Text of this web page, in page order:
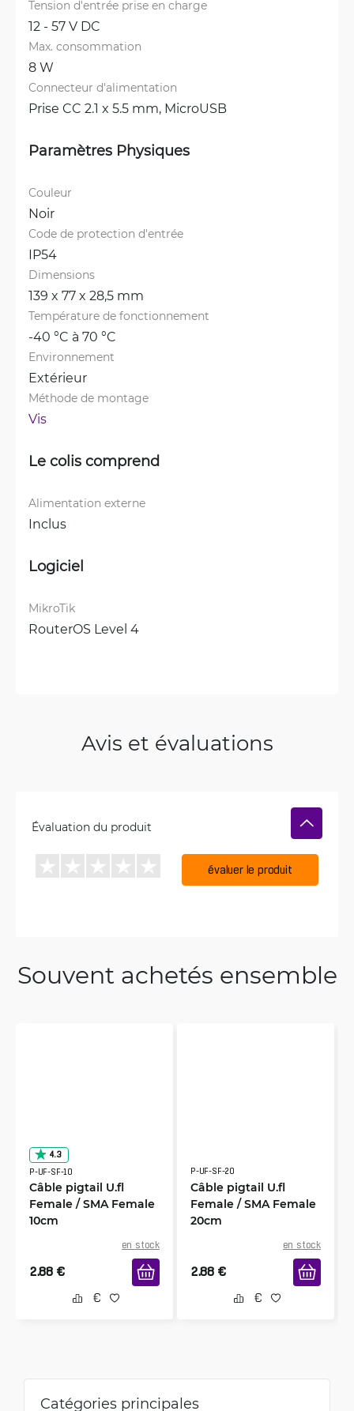
Tension d'entrée prise en charge
12 - 57 V DC
Max. consommation
8 W
Connecteur d'alimentation
Prise CC 2.1 x 5.5 mm, MicroUSB
Paramètres Physiques
Couleur
Noir
Code de protection d'entrée
IP54
Dimensions
139 x 77 x 28,5 mm
Température de fonctionnement
-40 °C à 70 °C
Environnement
Extérieur
Méthode de montage
Vis
Le colis comprend
Alimentation externe
Inclus
Logiciel
MikroTik
RouterOS Level 4
Avis et évaluations
Évaluation du produit
évaluer le produit
Souvent achetés ensemble
4.3
P-UF-SF-10
Câble pigtail U.fl
Female / SMA Female
10cm
en stock
2.88 €
P-UF-SF-20
Câble pigtail U.fl
Female / SMA Female
20cm
en stock
2.88 €
Catégories principales